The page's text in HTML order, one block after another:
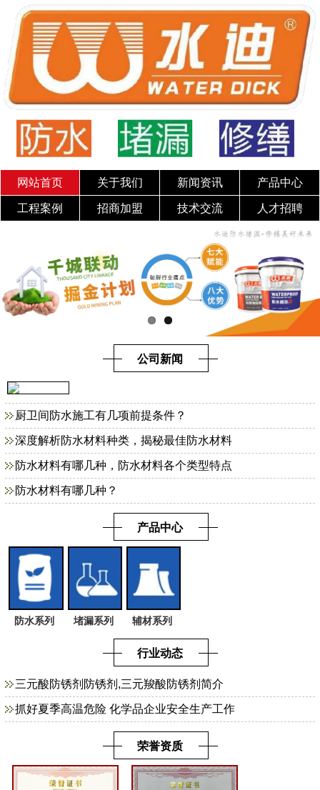
网站首页 关于我们 新闻资讯 产品中心
工程案例 招商加盟 技术交流 人才招聘
公司新闻
厨卫间防水施工有几项前提条件？
深度解析防水材料种类，揭秘最佳防水材料
防水材料有哪几种，防水材料各个类型特点
防水材料有哪几种？
产品中心
防水系列 堵漏系列 辅材系列
行业动态
三元酸防锈剂防锈剂,三元羧酸防锈剂简介
抓好夏季高温危险 化学品企业安全生产工作
荣誉资质